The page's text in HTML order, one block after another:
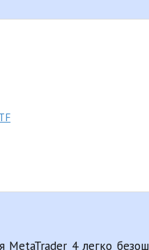
MetaTrader 4 легко